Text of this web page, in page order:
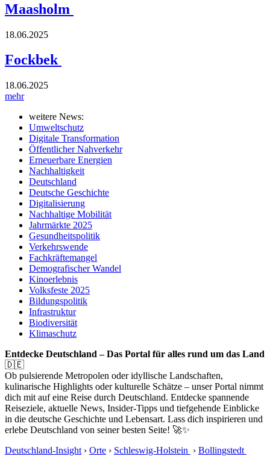
Maasholm
18.06.2025
Fockbek
18.06.2025
mehr
weitere News:
Umweltschutz
Digitale Transformation
Öffentlicher Nahverkehr
Erneuerbare Energien
Nachhaltigkeit
Deutschland
Deutsche Geschichte
Digitalisierung
Nachhaltige Mobilität
Jahrmärkte 2025
Gesundheitspolitik
Verkehrswende
Fachkräftemangel
Demografischer Wandel
Kinoerlebnis
Volksfeste 2025
Bildungspolitik
Infrastruktur
Biodiversität
Klimaschutz
Entdecke Deutschland – Das Portal für alles rund um das Land
🇩🇪
Ob pulsierende Metropolen oder idyllische Landschaften,
kulinarische Highlights oder kulturelle Schätze – unser Portal nimmt
dich mit auf eine Reise durch Deutschland. Entdecke spannende
Reiseziele, aktuelle News, Insider-Tipps und tiefgehende Einblicke
in die deutsche Geschichte und Lebensart. Lass dich inspirieren und
erlebe Deutschland von seiner besten Seite! 🚀✨
Deutschland-Insight › Orte › Schleswig-Holstein › Bollingstedt